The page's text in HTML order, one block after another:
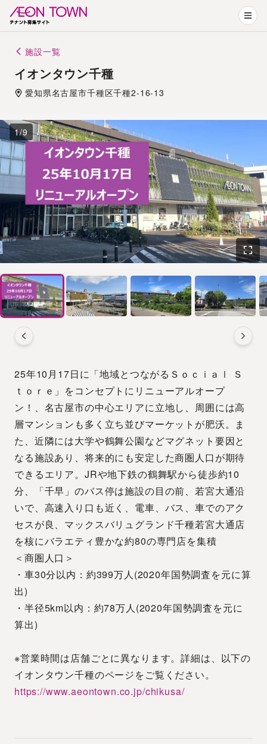
施設一覧
イオンタウン千種
愛知県名古屋市千種区千種2-16-13
1/9
25年10月17日に「地域とつながるＳｏｃｉａｌ Ｓ
ｔｏｒｅ」をコンセプトにリニューアルオープ
ン！、名古屋市の中心エリアに立地し、周囲には高
層マンションも多く立ち並びマーケットが肥沃。ま
た、近隣には大学や鶴舞公園などマグネット要因と
なる施設あり、将来的にも安定した商圏人口が期待
できるエリア。JRや地下鉄の鶴舞駅から徒歩約10
分、「千早」のバス停は施設の目の前、若宮大通沿
いで、高速入り口も近く、電車、バス、車でのアク
セスが良、マックスバリュグランド千種若宮大通店
を核にバラエティ豊かな約80の専門店を集積
＜商圏人口＞
・車30分以内：約399万人(2020年国勢調査を元に算
出)
・半径5km以内：約78万人(2020年国勢調査を元に
算出)
※営業時間は店舗ごとに異なります。詳細は、以下の
イオンタウン千種のページをご覧ください。
https://www.aeontown.co.jp/chikusa/